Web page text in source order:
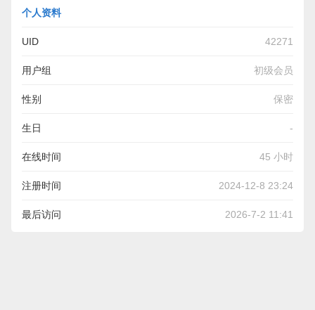
个人资料
UID 42271
用户组 初级会员
性别 保密
生日 -
在线时间 45 小时
注册时间 2024-12-8 23:24
最后访问 2026-7-2 11:41